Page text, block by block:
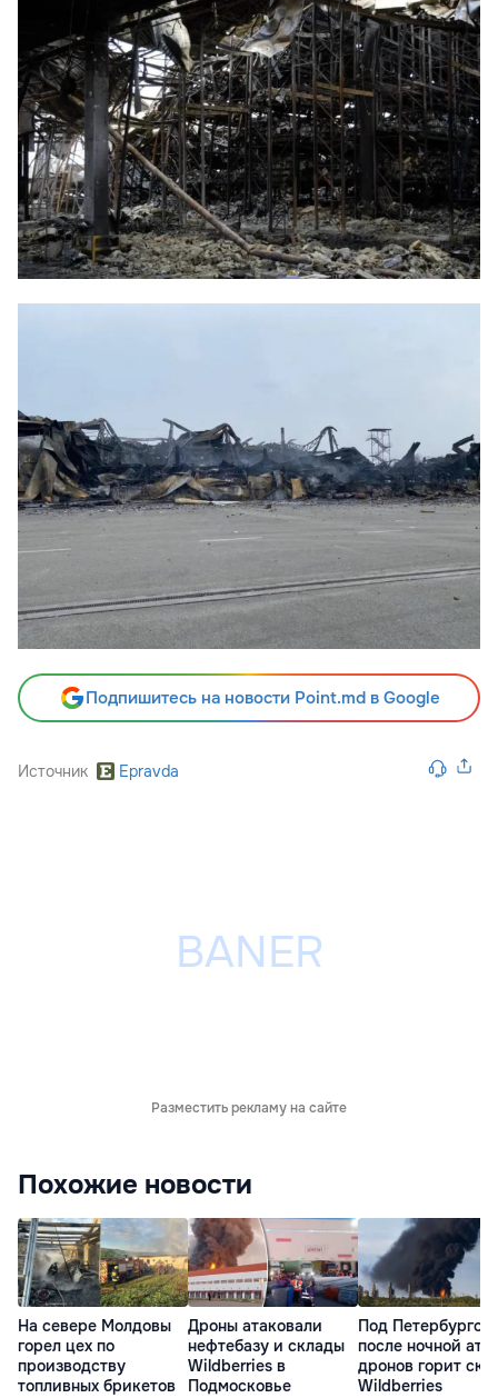
Подпишитесь на новости Point.md в Google
Источник Epravda
Разместить рекламу на сайте
Похожие новости
На севере Молдовы
горел цех по
производству
топливных брикетов
Дроны атаковали
нефтебазу и склады
Wildberries в
Подмосковье
Под Петербургом
после ночной
дронов горит
Wildberries